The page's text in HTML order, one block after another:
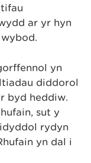
ar yr hyn
yn
diddorol
byd heddiw.
sut y
rydyn
yn dal i